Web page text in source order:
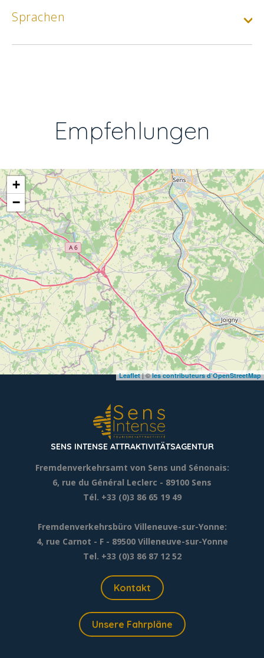
Sprachen
Empfehlungen
+
−
Leaflet| ©les contributeurs d’OpenStreetMap
SENS INTENSE ATTRAKTIVITÄTSAGENTUR
Fremdenverkehrsamt von Sens und Sénonais:
6, rue du Général Leclerc - 89100 Sens
Tél. +33 (0)3 86 65 19 49
Fremdenverkehrsbüro Villeneuve-sur-Yonne:
4, rue Carnot - F - 89500 Villeneuve-sur-Yonne
Tel. +33 (0)3 86 87 12 52
Kontakt
Unsere Fahrpläne